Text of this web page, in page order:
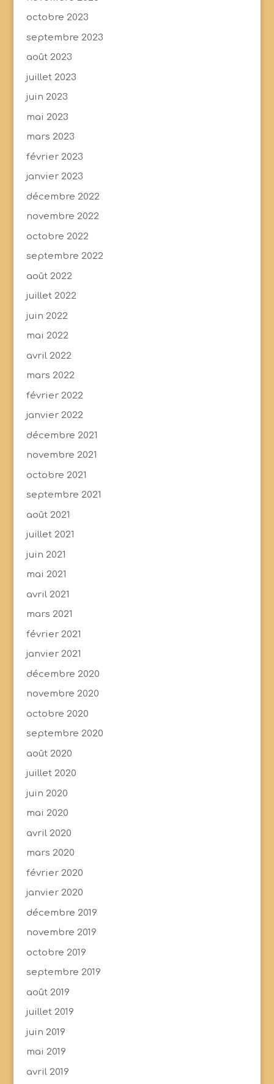
octobre 2023
septembre 2023
août 2023
juillet 2023
juin 2023
mai 2023
mars 2023
février 2023
janvier 2023
décembre 2022
novembre 2022
octobre 2022
septembre 2022
août 2022
juillet 2022
juin 2022
mai 2022
avril 2022
mars 2022
février 2022
janvier 2022
décembre 2021
novembre 2021
octobre 2021
septembre 2021
août 2021
juillet 2021
juin 2021
mai 2021
avril 2021
mars 2021
février 2021
janvier 2021
décembre 2020
novembre 2020
octobre 2020
septembre 2020
août 2020
juillet 2020
juin 2020
mai 2020
avril 2020
mars 2020
février 2020
janvier 2020
décembre 2019
novembre 2019
octobre 2019
septembre 2019
août 2019
juillet 2019
juin 2019
mai 2019
avril 2019